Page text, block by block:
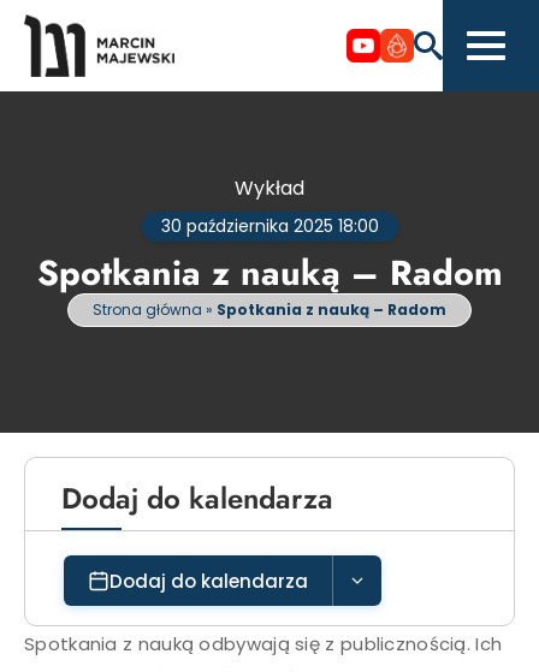
Wykład
30 października 2025 18:00
Spotkania z nauką – Radom
Strona główna » Spotkania z nauką – Radom
Dodaj do kalendarza
Dodaj do kalendarza
Spotkania z nauką odbywają się z publicznością. Ich